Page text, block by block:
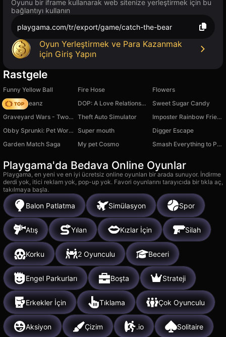
Oyunu bir iframe kullanarak web sitenize yerleştirmek için bu
bağlantıyı kullanın
playgama.com/tr/export/game/catch-the-bear
Oyun Yerleştirmek ve Para Kazanmak
için Giriş Yapın
Rastgele
Funny Yellow Ball Fire Hose
Flowers
Dunkin Beanz
DOP: A Love Relationship
Sweet Sugar Candy
Graveyard Wars - Two player Theft Auto Simulator
Imposter Rainbow Friends
Obby Sprunki: Pet World
Super mouth
Digger Escape
Garden Match Saga
My pet Cosmo Smash Everything to Pieces!
Playgama'da Bedava Online Oyunlar
Playgama, en yeni ve en iyi ücretsiz online oyunları bir arada sunuyor. İndirme
derdi yok, itici reklam yok, pop-up yok. Favori oyunlarını tarayıcıda bir tıkla aç,
takılmaya başla.
Balon Patlatma Simülasyon Spor
Atış Yılan Kızlar İçin Silah
Korku 2 Oyunculu Beceri
Engel Parkurları Boşta Strateji
Erkekler İçin Tıklama Çok Oyunculu
Aksiyon Çizim .io Solitaire